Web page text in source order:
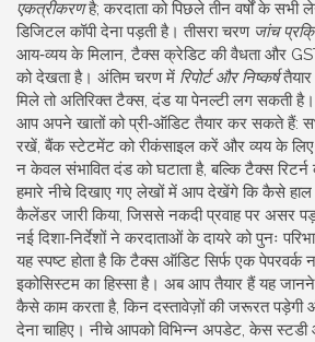
एकत्रीकरणहै; करदाता को पिछले तीन वर्षों के सभी
डिजिटल कॉपी देना पड़ती है। तीसरा चरण जांच
आय‑व्यय के मिलान, टैक्स क्रेडिट की वैधता और
को देखता है। अंतिम चरण में रिपोर्ट और निष्कर्षतैयार
मिले तो अतिरिक्त टैक्स, दंड या पेनल्टी लग सकती
आप अपने खातों को प्री‑ऑडिट तैयार कर सकते हैं:
रखें, बैंक स्टेटमेंट को रीकंसाइल करें और व्यय के
न केवल संभावित दंड को घटाता है, बल्कि टैक्स रिटर्न
हमारे नीचे दिखाए गए लेखों में आप देखेंगे कि कैसे हाल
कैलेंडर जारी किया, जिससे नकदी प्रवाह पर असर
नई दिशा‑निर्देशों ने करदाताओं के दायरे को पुनः
यह स्पष्ट होता है कि टैक्स ऑडिट सिर्फ एक पेपरवर्क
इकोसिस्टम का हिस्सा है। अब आप तैयार हैं यह
कैसे काम करता है, किन दस्तावेज़ों की जरूरत पड़ेगी
देना चाहिए। नीचे आपको विभिन्न अपडेट, केस स्टडी